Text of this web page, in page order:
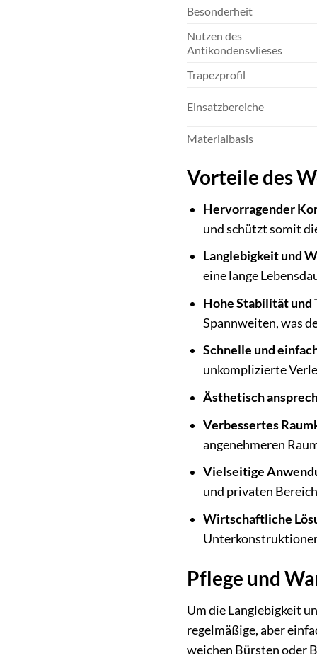
Besonderheit
Nutzen des
Antikondensvlieses
Trapezprofil
Einsatzbereiche
Materialbasis
Vorteile des
Hervorragender
und schützt somit
Langlebigkeit und
eine lange
Hohe Stabilität und
Spannweiten, was
Schnelle und
unkomplizierte
Ästhetisch
Verbessertes
angenehmeren
Vielseitige
und privaten
Wirtschaftliche
Pflege und
Um die Langlebigkeit
regelmäßige, aber
weichen Bürsten oder